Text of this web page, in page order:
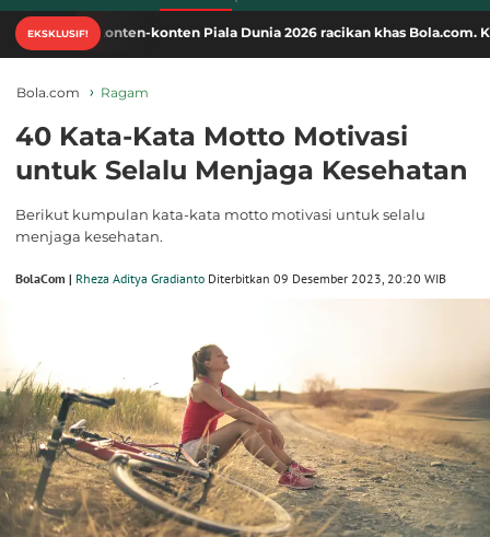
EKSKLUSIF!
konten Piala Dunia 2026 racikan khas Bola.com. Klik di sini!
Bola.com Ragam
40 Kata-Kata Motto Motivasi
untuk Selalu Menjaga Kesehatan
Berikut kumpulan kata-kata motto motivasi untuk selalu
menjaga kesehatan.
BolaCom | Rheza Aditya Gradianto Diterbitkan 09 Desember 2023, 20:20 WIB